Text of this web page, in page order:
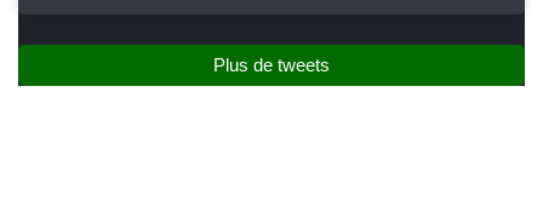
Plus de tweets